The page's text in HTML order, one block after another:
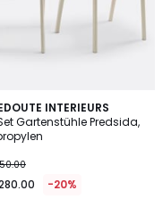
INTERIEURS
Gartenstühle Predsida,
-20%